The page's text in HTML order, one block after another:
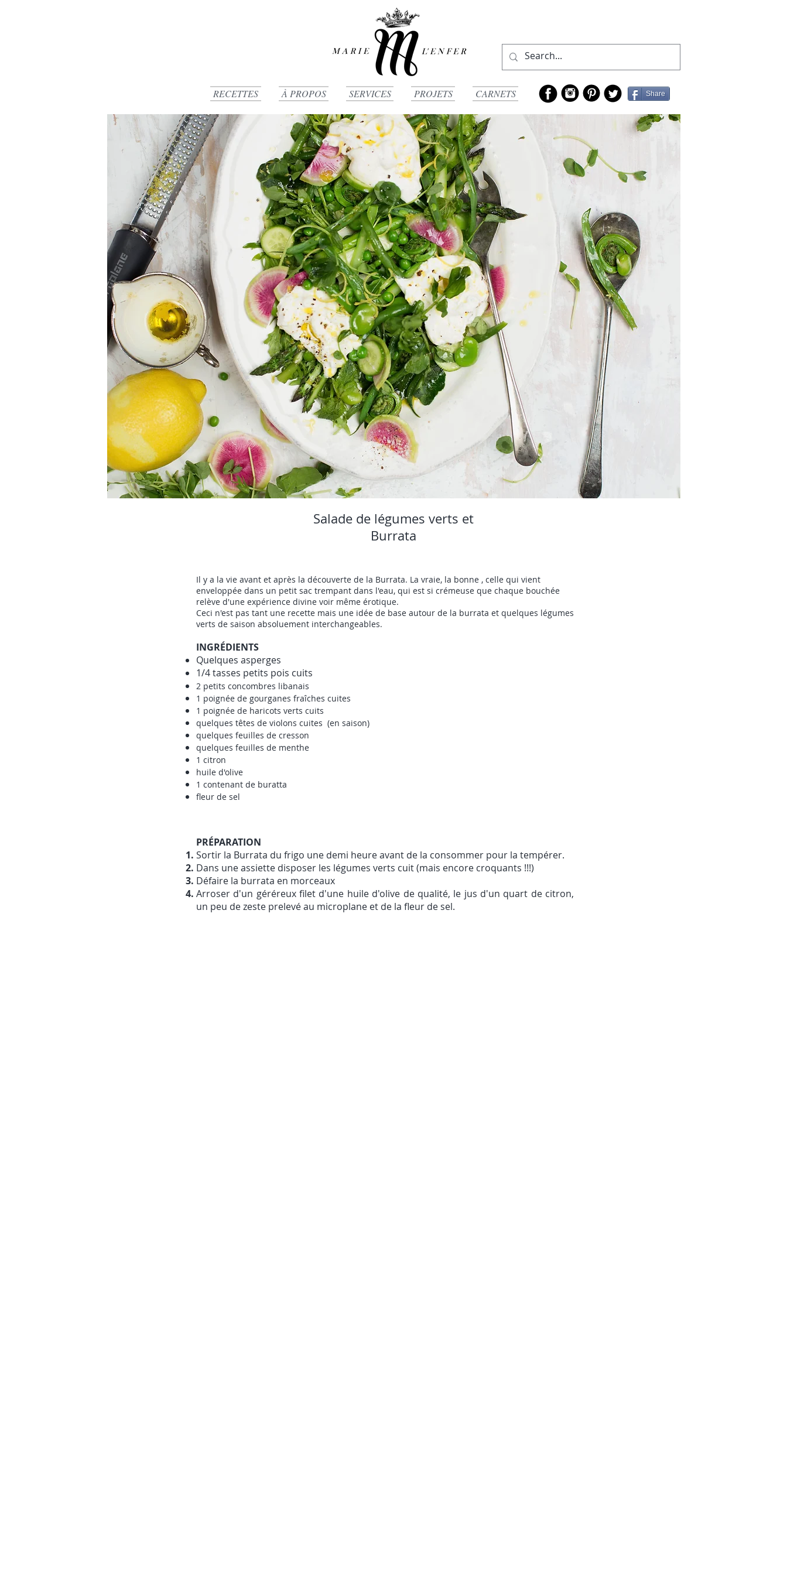
RECETTES À PROPOS SERVICES PROJETS CARNETS Share
Salade de légumes verts et
Burrata
Il y a la vie avant et après la découverte de la Burrata. La vraie, la bonne , celle qui vient
enveloppée dans un petit sac trempant dans l'eau, qui est si crémeuse que chaque bouchée
relève d'une expérience divine voir même érotique.
Ceci n'est pas tant une recette mais une idée de base autour de la burrata et quelques légumes
verts de saison absoluement interchangeables.
INGRÉDIENTS
Quelques asperges
1/4 tasses petits pois cuits
2 petits concombres libanais
1 poignée de gourganes fraîches cuites
1 poignée de haricots verts cuits
quelques têtes de violons cuites (en saison)
quelques feuilles de cresson
quelques feuilles de menthe
1 citron
huile d'olive
1 contenant de buratta
fleur de sel
PRÉPARATION
Sortir la Burrata du frigo une demi heure avant de la consommer pour la tempérer.
Dans une assiette disposer les légumes verts cuit (mais encore croquants !!!)
Défaire la burrata en morceaux
Arroser d'un géréreux filet d'une huile d'olive de qualité, le jus d'un quart de citron,
un peu de zeste prelevé au microplane et de la fleur de sel.